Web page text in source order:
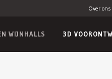
Over ons
WIJNHALLS 3D